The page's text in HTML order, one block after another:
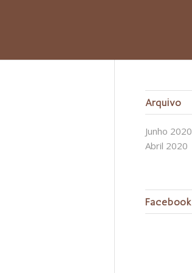
Arquivo
Junho 2020
Abril 2020
Facebook